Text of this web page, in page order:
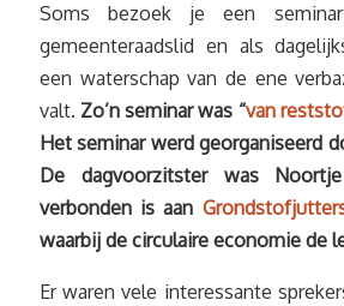
Soms bezoek je een
gemeenteraadslid en als
een waterschap van de ene
valt. Zo’n seminar was “van
Het seminar werd georganiseerd
De dagvoorzitster was
verbonden is aan
waarbij de circulaire economie de
Er waren vele interessante